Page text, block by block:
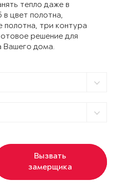
тепло даже в
цвет полотна,
полотна, три контура
решение для
Вашего дома.
Вызвать
замерщика